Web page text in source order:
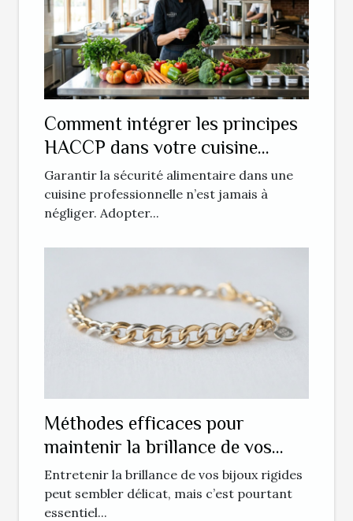
Comment intégrer les principes
HACCP dans votre cuisine
professionnelle ?
Garantir la sécurité alimentaire dans une
cuisine professionnelle n’est jamais à
négliger. Adopter...
Méthodes efficaces pour
maintenir la brillance de vos
bijoux rigides
Entretenir la brillance de vos bijoux rigides
peut sembler délicat, mais c’est pourtant
essentiel...